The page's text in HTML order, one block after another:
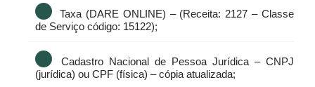
Taxa (DARE ONLINE) – (Receita: 2127 – Classe
de Serviço código: 15122);
Cadastro Nacional de Pessoa Jurídica – CNPJ
(jurídica) ou CPF (física) – cópia atualizada;